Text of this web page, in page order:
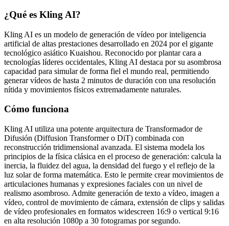
¿Qué es Kling AI?
Kling AI es un modelo de generación de vídeo por inteligencia
artificial de altas prestaciones desarrollado en 2024 por el gigante
tecnológico asiático Kuaishou. Reconocido por plantar cara a
tecnologías líderes occidentales, Kling AI destaca por su asombrosa
capacidad para simular de forma fiel el mundo real, permitiendo
generar vídeos de hasta 2 minutos de duración con una resolución
nítida y movimientos físicos extremadamente naturales.
Cómo funciona
Kling AI utiliza una potente arquitectura de Transformador de
Difusión (Diffusion Transformer o DiT) combinada con
reconstrucción tridimensional avanzada. El sistema modela los
principios de la física clásica en el proceso de generación: calcula la
inercia, la fluidez del agua, la densidad del fuego y el reflejo de la
luz solar de forma matemática. Esto le permite crear movimientos de
articulaciones humanas y expresiones faciales con un nivel de
realismo asombroso. Admite generación de texto a vídeo, imagen a
vídeo, control de movimiento de cámara, extensión de clips y salidas
de vídeo profesionales en formatos widescreen 16:9 o vertical 9:16
en alta resolución 1080p a 30 fotogramas por segundo.